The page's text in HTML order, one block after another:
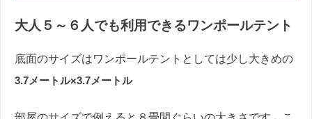
大人５～６人でも利用できるワンポールテント
底面のサイズはワンポールテントとしては少し大きめの
3.7メートル×3.7メートル